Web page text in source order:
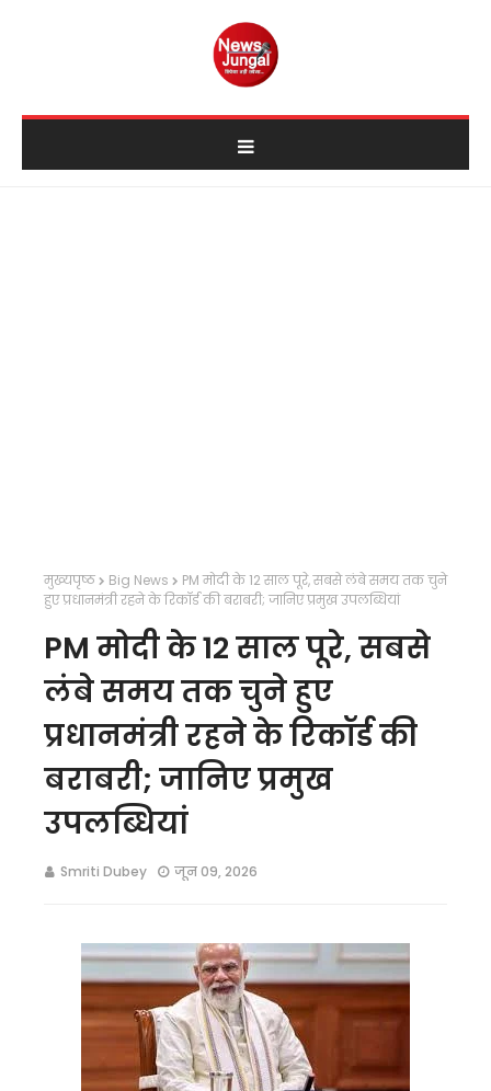
मुख्यपृष्ठ Big News
PM मोदी के 12 साल पूरे, सबसे लंबे समय तक चुने
हुए प्रधानमंत्री रहने के रिकॉर्ड की बराबरी; जानिए प्रमुख उपलब्धियां
PM मोदी के 12 साल पूरे, सबसे
लंबे समय तक चुने हुए
प्रधानमंत्री रहने के रिकॉर्ड की
बराबरी; जानिए प्रमुख
उपलब्धियां
Smriti Dubey जून 09, 2026